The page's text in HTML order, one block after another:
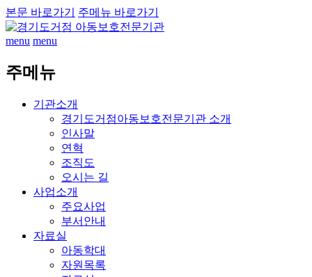
본문 바로가기 주메뉴 바로가기
menu menu
주메뉴
기관소개
경기도거점아동보호전문기관 소개
인사말
연혁
조직도
오시는 길
사업소개
주요사업
부서안내
자료실
아동학대
자원목록